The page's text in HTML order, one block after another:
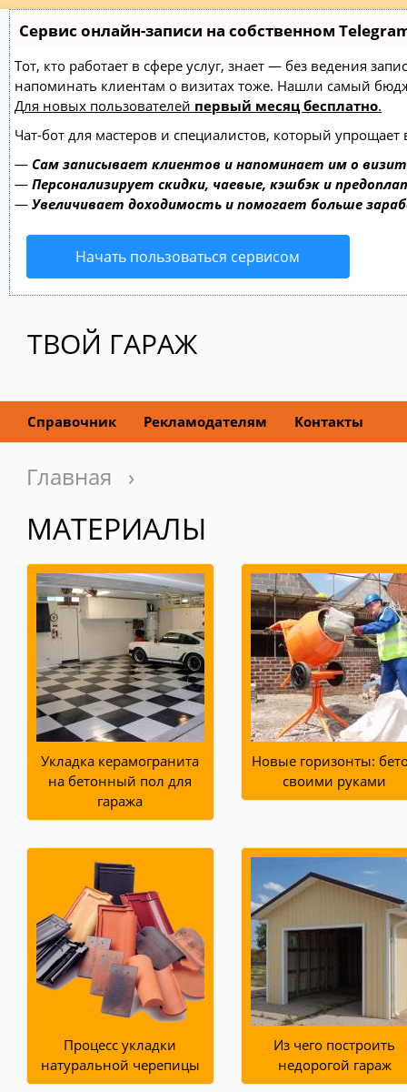
Сервис онлайн-записи на собственном
Тот, кто работает в сфере услуг, знает — без ведения
напоминать клиентам о визитах тоже. Нашли самый
Для новых пользователей первый месяц бесплатно.
Чат-бот для мастеров и специалистов, который упрощает
— Сам записывает клиентов и напоминает им о
— Персонализирует скидки, чаевые, кэшбэк и
— Увеличивает доходимость и помогает больше
Начать пользоваться сервисом
ТВОЙ ГАРАЖ
Справочник Рекламодателям Контакты
Главная ›
МАТЕРИАЛЫ
Укладка керамогранита
на бетонный пол для
гаража
Новые горизонты:
своими руками
Процесс укладки
натуральной черепицы
Из чего построить
недорогой гараж